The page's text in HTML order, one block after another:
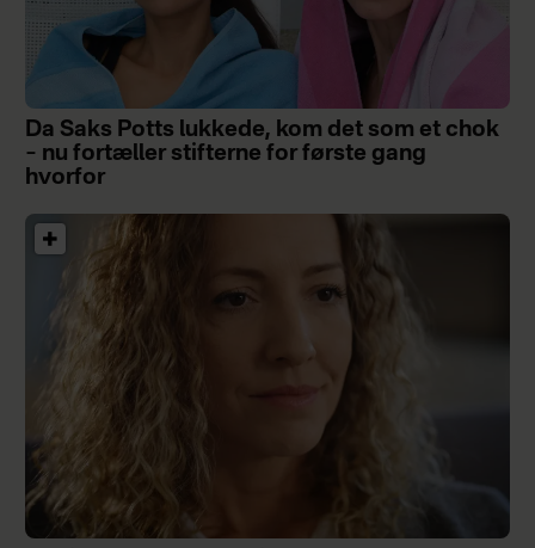
Da Saks Potts lukkede, kom det som et chok
– nu fortæller stifterne for første gang
hvorfor